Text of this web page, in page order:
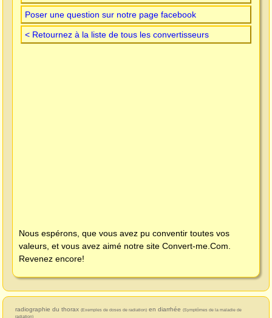
Poser une question sur notre page facebook
< Retournez à la liste de tous les convertisseurs
Nous espérons, que vous avez pu conventir toutes vos
valeurs, et vous avez aimé notre site Convert-me.Com
Revenez encore!
radiographie du thorax (Exemples de doses de radiation) en diarrhée (Symptômes de la maladie de
radiation)